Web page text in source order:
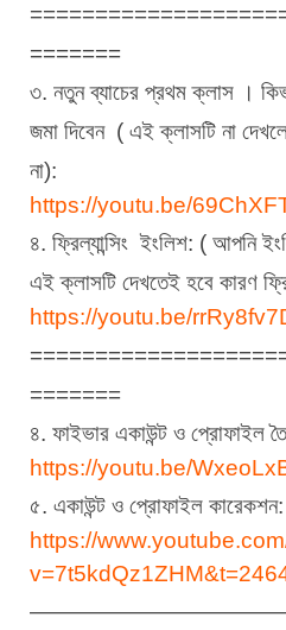
=======
৩. নতুন ব্যাচের প্রথম ক্লাস ।
জমা দিবেন  ( এই ক্লাসটি না
না):
https://youtu.be/
৪. ফ্রিল্যান্সিং  ইংলিশ: ( আপনি
এই ক্লাসটি দেখতেই হবে কারণ
https://youtu.be/
=======
৪. ফাইভার একাউন্ট ও প্রোফাইল
https://youtu.be/
৫. একাউন্ট ও প্রোফাইল কারেকশন:
https://